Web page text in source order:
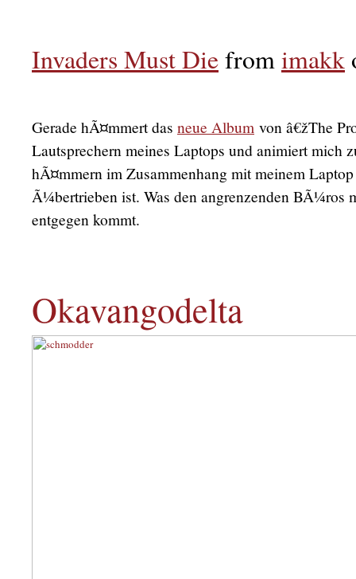
Invaders Must Diefromimakk
Gerade hÃ¤mmert das neue Album von â€žThe
Lautsprechern meines Laptops und animiert mich
hÃ¤mmern im Zusammenhang mit meinem
Ã¼bertrieben ist. Was den angrenzenden BÃ¼ros
entgegen kommt.
Okavangodelta